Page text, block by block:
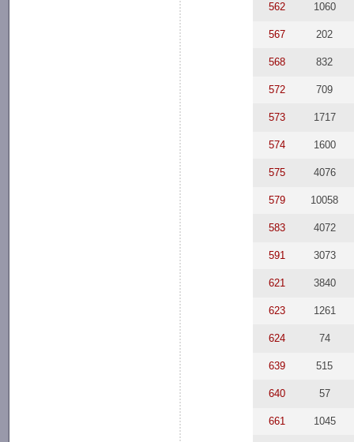
562 1060
567 202
568 832
572 709
573 1717
574 1600
575 4076
579 10058
583 4072
591 3073
621 3840
623 1261
624 74
639 515
640 57
661 1045